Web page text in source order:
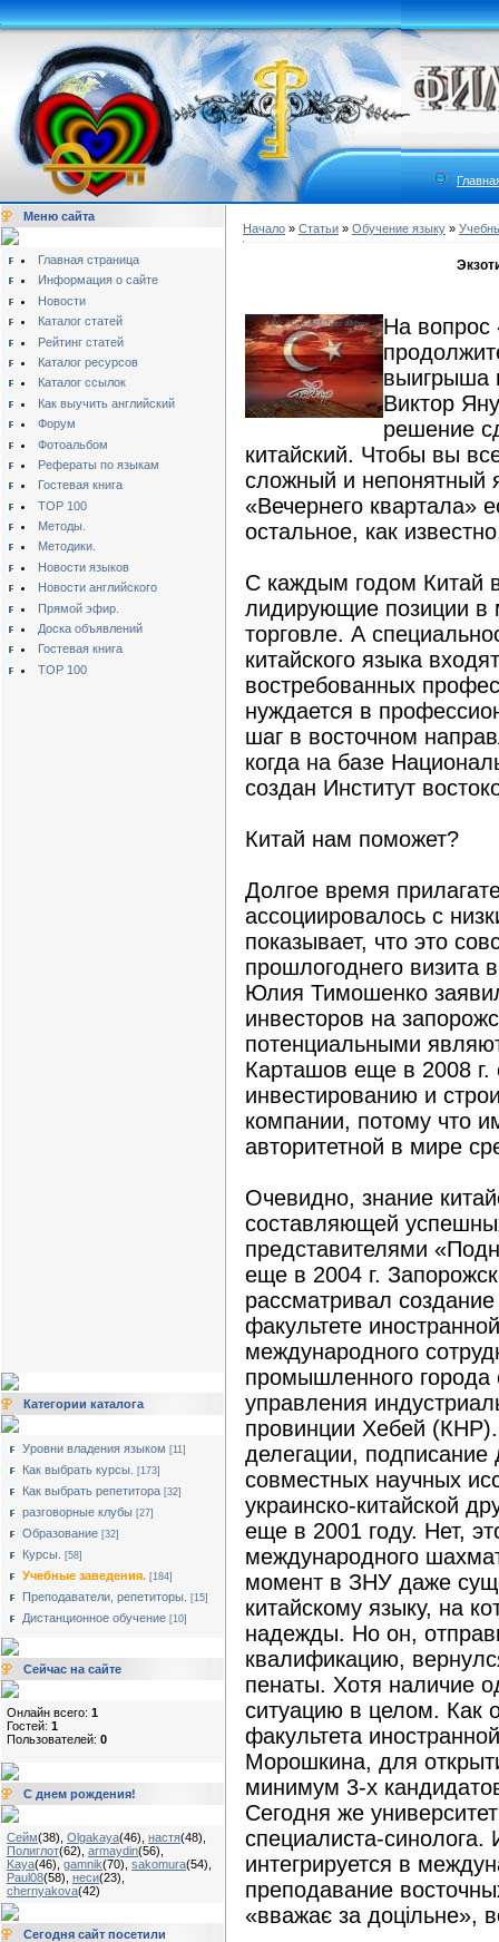
Меню сайта
Главная страница
Информация о сайте
Новости
Каталог статей
Рейтинг статей
Каталог ресурсов
Каталог ссылок
Как выучить английский
Форум
Фотоальбом
Рефераты по языкам
Гостевая книга
TOP 100
Методы.
Методики.
Новости языков
Новости английского
Прямой эфир.
Доска объявлений
Гостевая книга
TOP 100
Категории каталога
Уровни владения языком [11]
Как выбрать курсы. [173]
Как выбрать репетитора [32]
разговорные клубы [27]
Образование [32]
Курсы. [58]
Учебные заведения. [184]
Преподаватели, репетиторы. [15]
Дистанционное обучение [10]
Сейчас на сайте
Онлайн всего: 1
Гостей: 1
Пользователей: 0
С днем рождения!
Сейм(38) Olgakaya(46) настя(48)
Полиглот(62) armaydin(56)
Kaya(46) gamnik(70) sakomura(54)
Paul08(58) неси(23)
chernyakova(42)
Сегодня сайт посетили
Начало » Статьи » Обучение языку »
На вопрос
выигрыша
Виктор
решение
китайский. Чтобы вы
сложный и непонятный
«Вечернего квартала»
остальное, как
С каждым годом Китай
лидирующие позиции в
торговле. А
китайского языка
востребованных
нуждается в
шаг в восточном
когда на базе
создан Институт
Китай нам поможет?
Долгое время
ассоциировалось с
показывает, что это
прошлогоднего визита
Юлия Тимошенко
инвесторов на
потенциальными
Карташов еще в 2008
инвестированию и
компании, потому что
авторитетной в мире
Очевидно, знание
составляющей
представителями
еще в 2004 г.
рассматривал
факультете
международного
промышленного
управления
провинции Хебей
делегации,
совместных научных
украинско-китайской
еще в 2001 году. Нет,
международного
момент в ЗНУ даже
китайскому языку, на
надежды. Но он,
квалификацию,
пенаты. Хотя наличие
ситуацию в целом. Как
факультета
Морошкина, для
минимум 3-х
Сегодня же
специалиста-синолога.
интегрируется в
преподавание
«вважає за доцільне»,